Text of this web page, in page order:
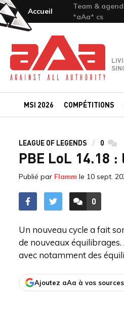
Accueil
Team &
*aAa* cs
Team-aAa - against All authority
MSI 2026 COMPÉTITIONS
LEAGUE OF LEGENDS 0
PBE LoL 14.18
Publié par Flamm le 10 sept.
0
Un nouveau cycle a fait
de nouveaux
avec notamment des
Ajoutez aAa à vos